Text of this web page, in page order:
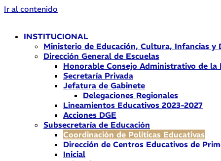
Ir al contenido
INSTITUCIONAL
Ministerio de Educación, Cultura, Infancias y
Dirección General de Escuelas
Honorable Consejo Administrativo de la
Secretaría Privada
Jefatura de Gabinete
Delegaciones Regionales
Lineamientos Educativos 2023-2027
Acciones DGE
Subsecretaría de Educación
Coordinación de Políticas Educativas
Dirección de Centros Educativos de
Inicial